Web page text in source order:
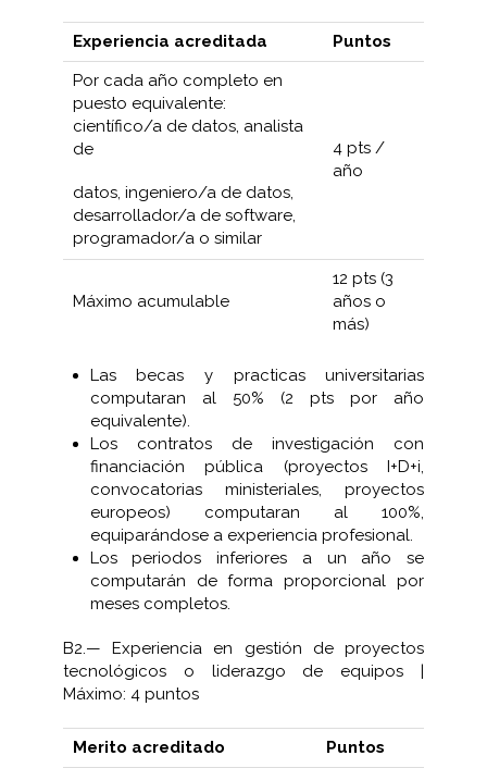
Experiencia acreditada
Puntos
Por cada año completo en
puesto equivalente:
científico/a de datos, analista
de
datos, ingeniero/a de datos,
desarrollador/a de software,
programador/a o similar
4 pts /
año
Máximo acumulable
12 pts (3
años o
más)
Las becas y practicas universitarias
computaran al 50% (2 pts por año
equivalente).
Los contratos de investigación con
financiación pública (proyectos I+D+i,
convocatorias ministeriales, proyectos
europeos) computaran al 100%,
equiparándose a experiencia profesional.
Los periodos inferiores a un año se
computarán de forma proporcional por
meses completos.
B2.— Experiencia en gestión de proyectos
tecnológicos o liderazgo de equipos |
Máximo: 4 puntos
Merito acreditado Puntos